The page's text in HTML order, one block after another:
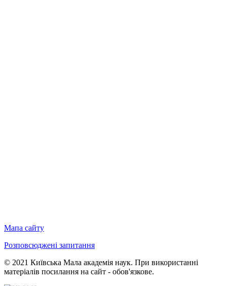
Мапа сайту
Розповсюджені запитання
© 2021 Київська Мала академія наук. При використанні
матеріалів посилання на сайт - обов'язкове.